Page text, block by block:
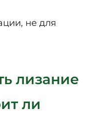
не для
лизание
ли